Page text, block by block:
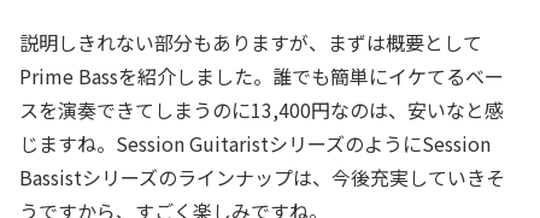
説明しきれない部分もありますが、まずは概要として
Prime Bassを紹介しました。誰でも簡単にイケてるベー
スを演奏できてしまうのに13,400円なのは、安いなと感
じますね。Session GuitaristシリーズのようにSession
Bassistシリーズのラインナップは、今後充実していきそ
うですから、すごく楽しみですね。